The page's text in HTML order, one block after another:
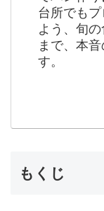
台所でも
よう、旬
まで、本
す。
もくじ